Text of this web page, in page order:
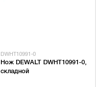
DWHT10991-0
Нож DEWALT DWHT10991-0,
складной